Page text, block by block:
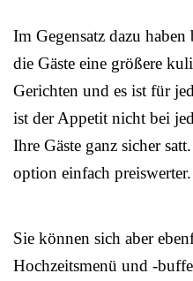
Im Gegensatz dazu
die Gäste eine größere
Gerichten und es ist für
ist der Appetit nicht bei
Ihre Gäste ganz sicher
option einfach preiswerter.
Sie können sich aber
Hochzeitsmenü und -